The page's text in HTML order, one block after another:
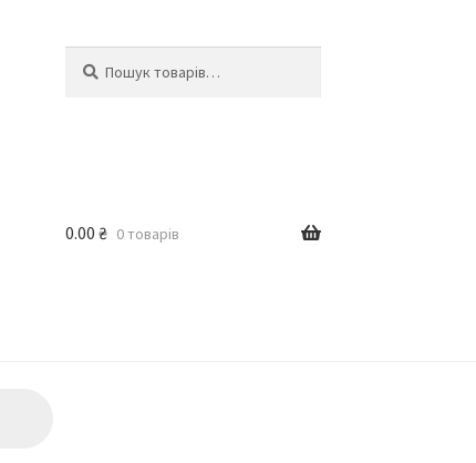
0.00 ₴ 0 товарів